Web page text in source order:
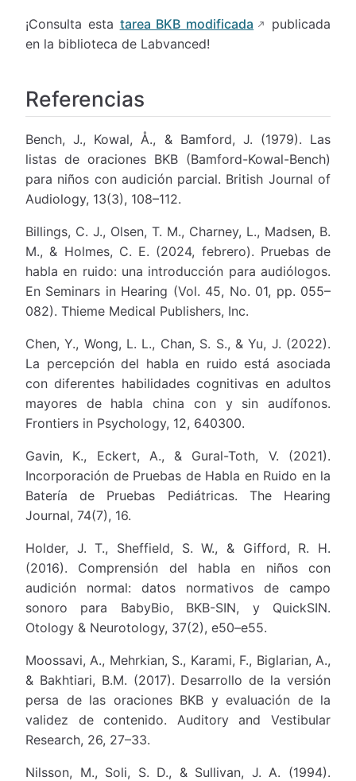
¡Consulta esta tarea BKB modificada
publicada
en la biblioteca de Labvanced!
Referencias
Bench, J., Kowal, Å., & Bamford, J. (1979). Las
listas de oraciones BKB (Bamford-Kowal-Bench)
para niños con audición parcial. British Journal of
Audiology, 13(3), 108–112.
Billings, C. J., Olsen, T. M., Charney, L., Madsen, B.
M., & Holmes, C. E. (2024, febrero). Pruebas de
habla en ruido: una introducción para audiólogos.
En Seminars in Hearing (Vol. 45, No. 01, pp. 055–
082). Thieme Medical Publishers, Inc.
Chen, Y., Wong, L. L., Chan, S. S., & Yu, J. (2022).
La percepción del habla en ruido está asociada
con diferentes habilidades cognitivas en adultos
mayores de habla china con y sin audífonos.
Frontiers in Psychology, 12, 640300.
Gavin, K., Eckert, A., & Gural-Toth, V. (2021).
Incorporación de Pruebas de Habla en Ruido en la
Batería de Pruebas Pediátricas. The Hearing
Journal, 74(7), 16.
Holder, J. T., Sheffield, S. W., & Gifford, R. H.
(2016). Comprensión del habla en niños con
audición normal: datos normativos de campo
sonoro para BabyBio, BKB-SIN, y QuickSIN.
Otology & Neurotology, 37(2), e50–e55.
Moossavi, A., Mehrkian, S., Karami, F., Biglarian, A.,
& Bakhtiari, B.M. (2017). Desarrollo de la versión
persa de las oraciones BKB y evaluación de la
validez de contenido. Auditory and Vestibular
Research, 26, 27–33.
Nilsson, M., Soli, S. D., & Sullivan, J. A. (1994).